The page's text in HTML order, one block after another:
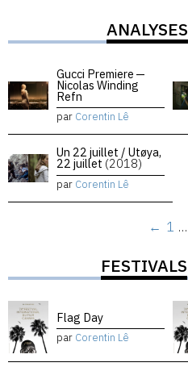
ANALYSES
Gucci Premiere —
Nicolas Winding
Refn
par Corentin Lê
Un 22 juillet / Utøya,
22 juillet (2018)
par Corentin Lê
← 1 …
FESTIVALS
Flag Day
par Corentin Lê